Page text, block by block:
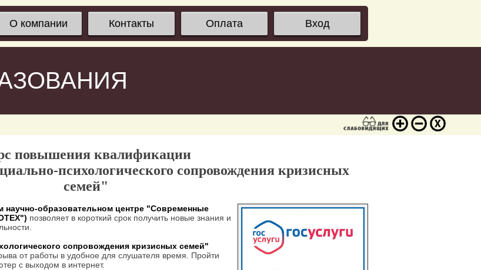
О компании Контакты Оплата Вход
повышения квалификации
психологического сопровождения кризисных
семей"
научно-образовательном центре "Современные
позволяет в короткий срок получить новые знания и
сопровождения кризисных семей"
от работы в удобное для слушателя время. Пройти
с выходом в интернет.